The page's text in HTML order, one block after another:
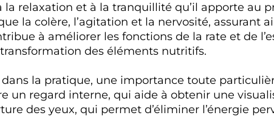
la relaxation et à la tranquillité qu’il apporte
la colère, l’agitation et la nervosité, assurant
à améliorer les fonctions de la rate et de
des éléments nutritifs.
dans la pratique, une importance toute
un regard interne, qui aide à obtenir une
des yeux, qui permet d’éliminer l’énergie